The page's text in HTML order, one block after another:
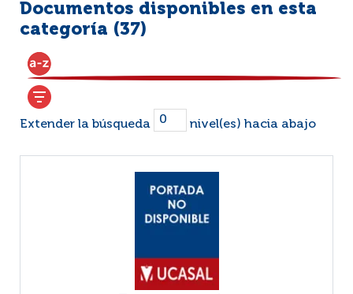
Documentos disponibles en esta
categoría (37)
Extender la búsqueda nivel(es) hacia abajo